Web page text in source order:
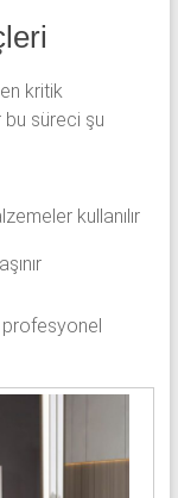
kritik
süreci şu
kullanılır
profesyonel